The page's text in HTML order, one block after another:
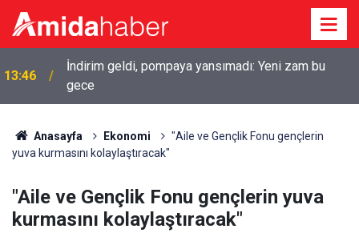
13:46
İndirim geldi, pompaya yansımadı: Yeni zam bu
gece
12:56
Amedspor-Erzurumspor maçı öncesi kardeşlik
vurgusu
Anasayfa Ekonomi
"Aile ve Gençlik Fonu gençlerin
yuva kurmasını kolaylaştıracak"
"Aile ve Gençlik Fonu gençlerin yuva
kurmasını kolaylaştıracak"